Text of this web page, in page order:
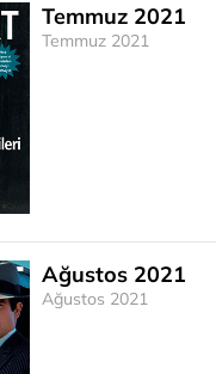
Temmuz 2021
Temmuz 2021
Ağustos 2021
Ağustos 2021